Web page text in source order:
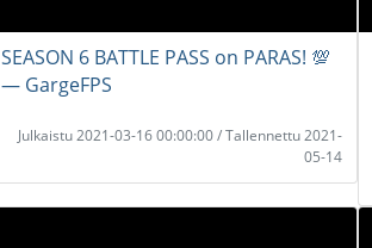
SEASON 6 BATTLE PASS on PARAS! 💯
― GargeFPS
Julkaistu 2021-03-16 00:00:00 / Tallennettu 2021-
05-14